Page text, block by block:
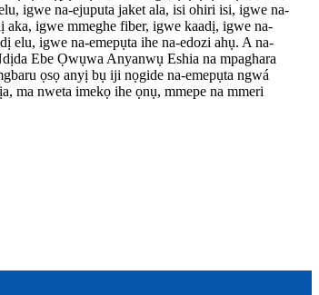
igwe na-ejuputa jaket ala, isi ohiri isi, igwe na-
igwe mmeghe fiber, igwe kaadị, igwe na-
elu, igwe na-emepụta ihe na-edozi ahụ. A na-
Ebe Ọwụwa Anyanwụ Eshia na mpaghara
ọsọ anyị bụ iji nọgide na-emepụta ngwá
ma nweta imekọ ihe ọnụ, mmepe na mmeri